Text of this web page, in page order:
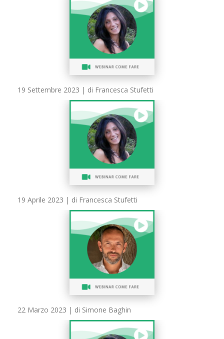
19 Settembre 2023 | di Francesca Stufetti
19 Aprile 2023 | di Francesca Stufetti
22 Marzo 2023 | di Simone Baghin